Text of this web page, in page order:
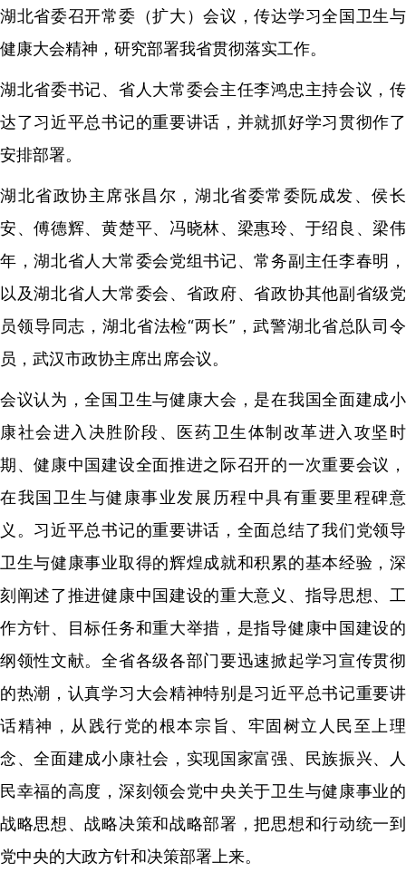
湖北省委召开常委（扩大）会议，传达学习全国卫生与
健康大会精神，研究部署我省贯彻落实工作。
湖北省委书记、省人大常委会主任李鸿忠主持会议，传
达了习近平总书记的重要讲话，并就抓好学习贯彻作了
安排部署。
湖北省政协主席张昌尔，湖北省委常委阮成发、侯长
安、傅德辉、黄楚平、冯晓林、梁惠玲、于绍良、梁伟
年，湖北省人大常委会党组书记、常务副主任李春明，
以及湖北省人大常委会、省政府、省政协其他副省级党
员领导同志，湖北省法检“两长”，武警湖北省总队司令
员，武汉市政协主席出席会议。
会议认为，全国卫生与健康大会，是在我国全面建成小
康社会进入决胜阶段、医药卫生体制改革进入攻坚时
期、健康中国建设全面推进之际召开的一次重要会议，
在我国卫生与健康事业发展历程中具有重要里程碑意
义。习近平总书记的重要讲话，全面总结了我们党领导
卫生与健康事业取得的辉煌成就和积累的基本经验，深
刻阐述了推进健康中国建设的重大意义、指导思想、工
作方针、目标任务和重大举措，是指导健康中国建设的
纲领性文献。全省各级各部门要迅速掀起学习宣传贯彻
的热潮，认真学习大会精神特别是习近平总书记重要讲
话精神，从践行党的根本宗旨、牢固树立人民至上理
念、全面建成小康社会，实现国家富强、民族振兴、人
民幸福的高度，深刻领会党中央关于卫生与健康事业的
战略思想、战略决策和战略部署，把思想和行动统一到
党中央的大政方针和决策部署上来。